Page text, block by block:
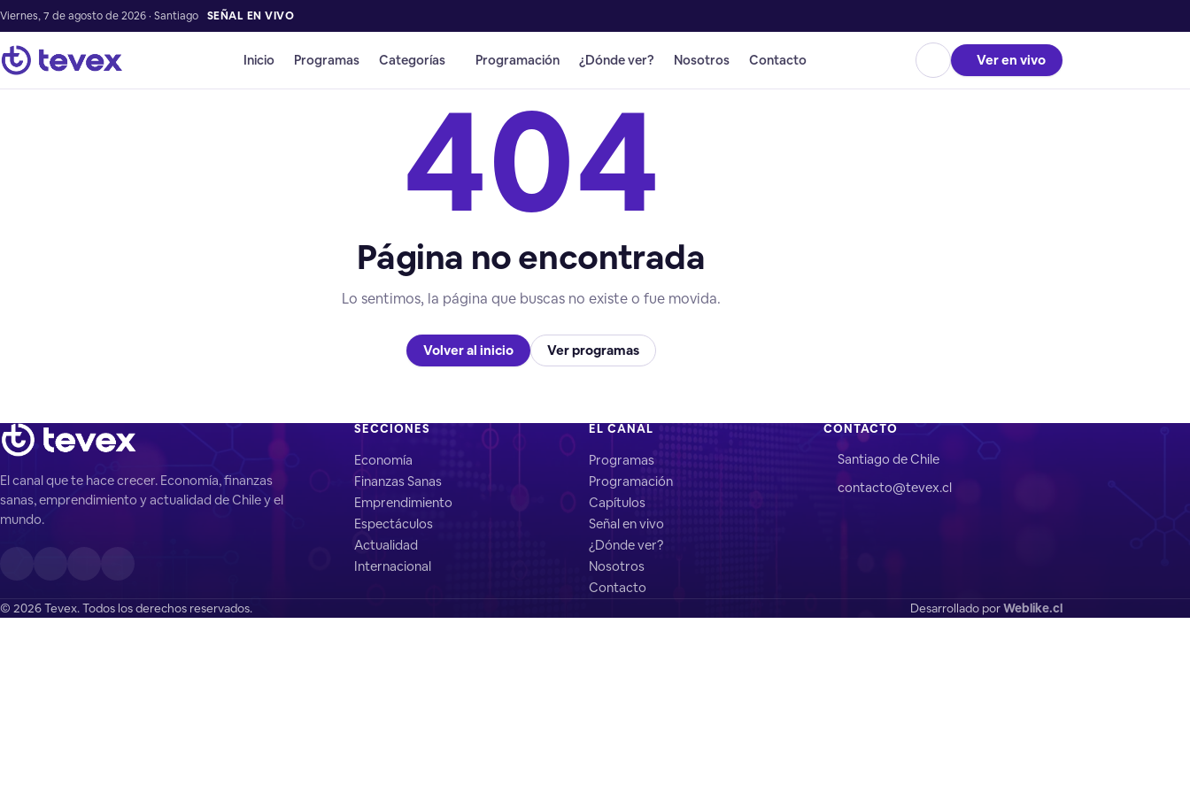
Viernes, 7 de agosto de 2026 · Santiago SEÑAL EN VIVO
Inicio Programas Categorías Programación ¿Dónde ver? Nosotros Contacto Ver en vivo
404
Página no encontrada
Lo sentimos, la página que buscas no existe o fue movida.
Volver al inicio Ver programas
El canal que te hace crecer. Economía, finanzas
sanas, emprendimiento y actualidad de Chile y el
mundo.
SECCIONES
Economía
Finanzas Sanas
Emprendimiento
Espectáculos
Actualidad
Internacional
EL CANAL
Programas
Programación
Capítulos
Señal en vivo
¿Dónde ver?
Nosotros
Contacto
CONTACTO
Santiago de Chile
contacto@tevex.cl
© 2026 Tevex. Todos los derechos reservados. Desarrollado porWeblike.cl